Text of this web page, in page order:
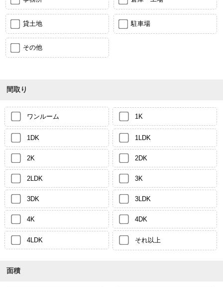
貸土地 駐車場
その他
間取り
ワンルーム 1K
1DK 1LDK
2K 2DK
2LDK 3K
3DK 3LDK
4K 4DK
4LDK それ以上
面積